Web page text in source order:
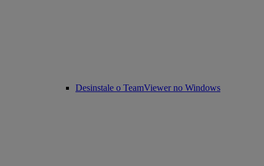
Desinstale o TeamViewer no Windows